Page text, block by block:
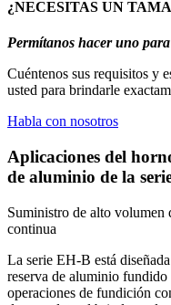
¿NECESITAS UN
Permítanos hacer uno para
Cuéntenos sus requisitos y
usted para brindarle
Habla con nosotros
Aplicaciones del
de aluminio de la
Suministro de alto volumen
continua
La serie EH‑B está
reserva de aluminio fundido
operaciones de fundición